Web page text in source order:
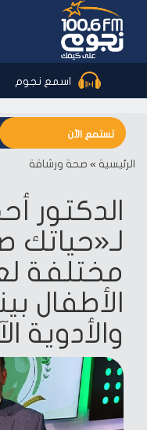
اسمع نجوم
تستمع الآن
نجوم اف ام - على كيفك
الرئيسية » صحة ورشاقة
الدكتور
مختلفة
الأطفال
والأدوية